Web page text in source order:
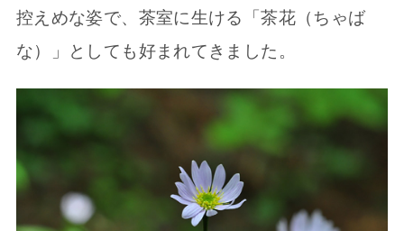
控えめな姿で、茶室に生ける「茶花（ちゃば
な）」としても好まれてきました。